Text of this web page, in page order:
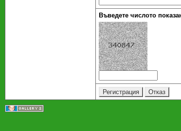
Въведете числото